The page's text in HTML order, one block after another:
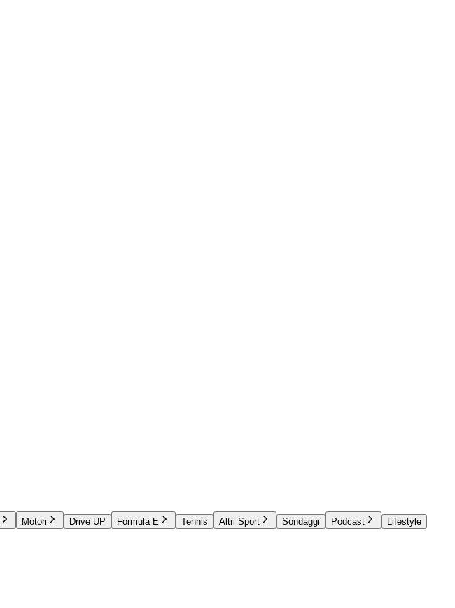
Motori Drive UP Formula E Tennis Altri Sport Sondaggi Podcast
Lifestyle